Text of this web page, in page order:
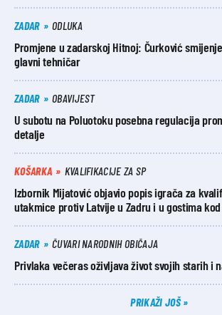
ZADAR ODLUKA
Promjene u zadarskoj Hitnoj: Čurković
glavni tehničar
ZADAR OBAVIJEST
U subotu na Poluotoku posebna regulacija
detalje
KOŠARKA KVALIFIKACIJE ZA SP
Izbornik Mijatović objavio popis igrača za
utakmice protiv Latvije u Zadru i u gostima
ZADAR ČUVARI NARODNIH OBIČAJA
Privlaka večeras oživljava život svojih starih i
PRIKAŽI JOŠ